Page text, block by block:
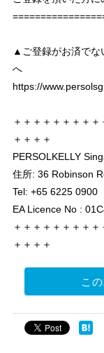
▲ご登録がお済でな
へ
https://
＋＋＋＋＋＋＋＋
＋＋＋＋
PERSOLKELLY
住所: 36 Robinson
Tel: +65 6225 0900
EA Licence No :
＋＋＋＋＋＋＋＋
＋＋＋＋
こ